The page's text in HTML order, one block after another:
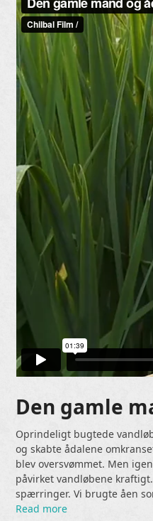
Den gamle
Oprindeligt bugtede
og skabte ådalene
blev oversvømmet. Men
påvirket vandløbene
spærringer. Vi brugte åen
Read more